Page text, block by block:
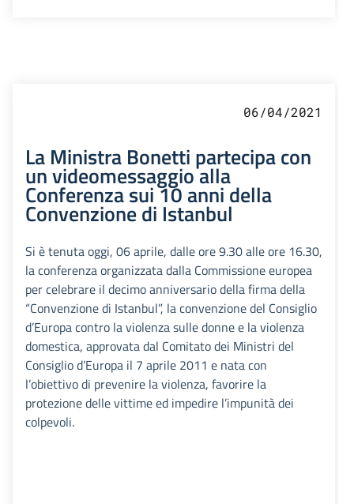
06/04/2021
La Ministra Bonetti partecipa con
un videomessaggio alla
Conferenza sui 10 anni della
Convenzione di Istanbul
Si è tenuta oggi, 06 aprile, dalle ore 9.30 alle ore 16.30,
la conferenza organizzata dalla Commissione europea
per celebrare il decimo anniversario della firma della
“Convenzione di Istanbul”, la convenzione del Consiglio
d’Europa contro la violenza sulle donne e la violenza
domestica, approvata dal Comitato dei Ministri del
Consiglio d’Europa il 7 aprile 2011 e nata con
l’obiettivo di prevenire la violenza, favorire la
protezione delle vittime ed impedire l’impunità dei
colpevoli.